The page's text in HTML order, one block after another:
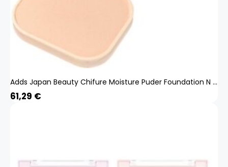
Adds Japan Beauty Chifure Moisture Puder Foundation N 23 Pink Ocker Typ
61,29 €